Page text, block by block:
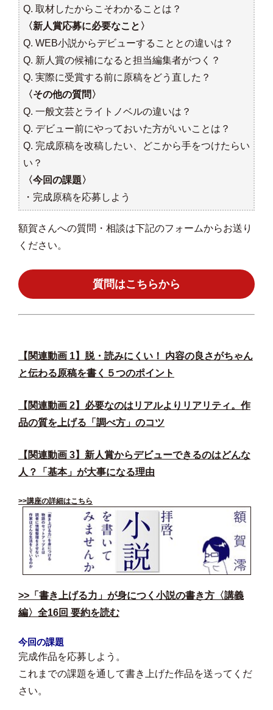
Q. 取材したからこそわかることは？
〈新人賞応募に必要なこと〉
Q. WEB小説からデビューすることとの違いは？
Q. 新人賞の候補になると担当編集者がつく？
Q. 実際に受賞する前に原稿をどう直した？
〈その他の質問〉
Q. 一般文芸とライトノベルの違いは？
Q. デビュー前にやっておいた方がいいことは？
Q. 完成原稿を改稿したい、どこから手をつけたらい
い？
〈今回の課題〉
・完成原稿を応募しよう
額賀さんへの質問・相談は下記のフォームからお送り
ください。
質問はこちらから
【関連動画 1】脱・読みにくい！ 内容の良さがちゃん
と伝わる原稿を書く５つのポイント
【関連動画 2】必要なのはリアルよりリアリティ。作
品の質を上げる「調べ方」のコツ
【関連動画 3】新人賞からデビューできるのはどんな
人？「基本」が大事になる理由
>>講座の詳細はこちら
>>「書き上げる力」が身につく小説の書き方〈講義
編〉全16回 要約を読む
今回の課題
完成作品を応募しよう。
これまでの課題を通して書き上げた作品を送ってくだ
さい。